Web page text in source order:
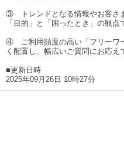
③ トレンドとなる情報やお客さ
「目的」と「困ったとき」の観点
④ ご利用頻度の高い「フリーワ
く配置し、幅広いご質問にお応え
■更新日時
2025年09月26日 10時27分